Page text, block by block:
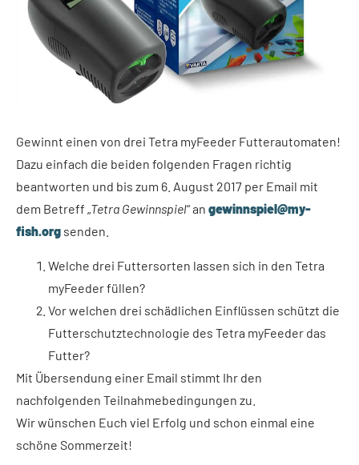
Gewinnt einen von drei Tetra myFeeder Futterautomaten!
Dazu einfach die beiden folgenden Fragen richtig
beantworten und bis zum 6. August 2017 per Email mit
dem Betreff „Tetra Gewinnspiel“ an gewinnspiel@my-
fish.org senden.
Welche drei Futtersorten lassen sich in den Tetra
myFeeder füllen?
Vor welchen drei schädlichen Einflüssen schützt die
Futterschutztechnologie des Tetra myFeeder das
Futter?
Mit Übersendung einer Email stimmt Ihr den
nachfolgenden Teilnahmebedingungen zu.
Wir wünschen Euch viel Erfolg und schon einmal eine
schöne Sommerzeit!